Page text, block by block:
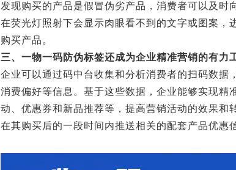
发现购买的产品是假冒伪劣产品，消费者可以及
在荧光灯照射下会显示肉眼看不到的文字或图案
购买产品。
三、一物一码防伪标签还成为企业精准营销的有力
企业可以通过码中台收集和分析消费者的扫码数据
消费偏好等信息。基于这些数据，企业能够实现
动、优惠券和新品推荐等，提高营销活动的效果和
在其购买后的一段时间内推送相关的配套产品优惠